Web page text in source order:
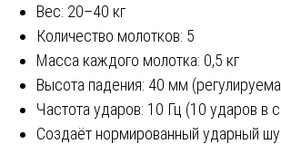
Вес: 20–40 кг
Количество молотков: 5
Масса каждого молотка: 0,5 кг
Высота падения: 40 мм
Частота ударов: 10 Гц (10 ударов в
Создаёт нормированный ударный